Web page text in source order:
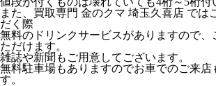
また、買取専門 金のクマ 埼玉久喜店 では
だく際
無料のドリンクサービスがありますので、
ただけます。
雑誌や新聞もご用意してございます。
無料駐車場もありますのでお車でのご来店
す。